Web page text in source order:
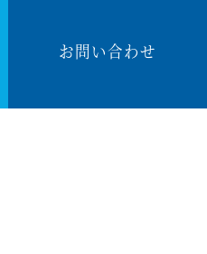
お問い合わせ